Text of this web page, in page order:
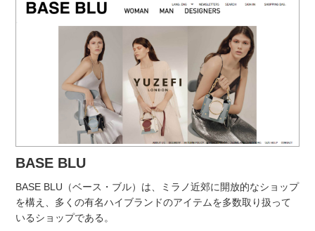
BASE BLU
BASE BLU（ベース・ブル）は、ミラノ近郊に開放的なショップ
を構え、多くの有名ハイブランドのアイテムを多数取り扱って
いるショップである。